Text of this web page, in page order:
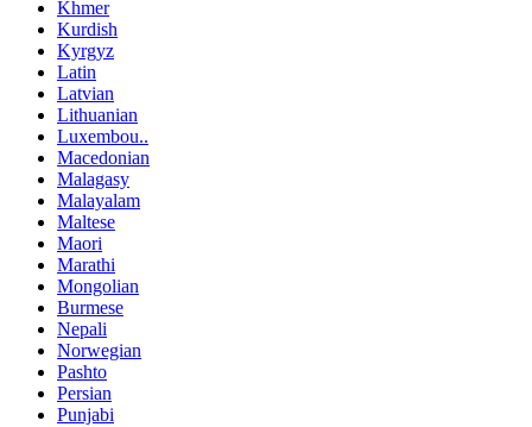
Khmer
Kurdish
Kyrgyz
Latin
Latvian
Lithuanian
Luxembou..
Macedonian
Malagasy
Malayalam
Maltese
Maori
Marathi
Mongolian
Burmese
Nepali
Norwegian
Pashto
Persian
Punjabi